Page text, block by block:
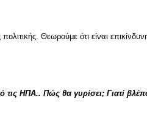
Θεωρούμε ότι είναι
τις ΗΠΑ.. Πώς θα γυρίσει; Γιατί